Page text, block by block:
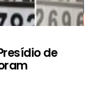
de